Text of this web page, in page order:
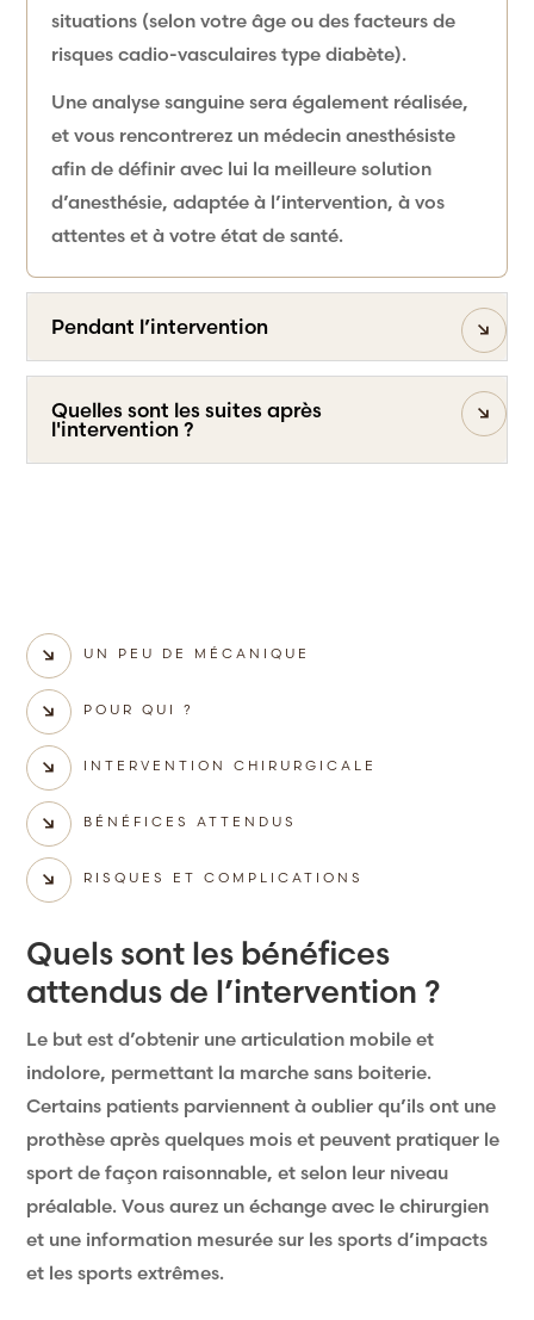
situations (selon votre âge ou des facteurs de
risques cadio-vasculaires type diabète).
Une analyse sanguine sera également réalisée,
et vous rencontrerez un médecin anesthésiste
afin de définir avec lui la meilleure solution
d’anesthésie, adaptée à l’intervention, à vos
attentes et à votre état de santé.
Pendant l’intervention
Quelles sont les suites après
l'intervention ?
UN PEU DE MÉCANIQUE
POUR QUI ?
INTERVENTION CHIRURGICALE
BÉNÉFICES ATTENDUS
RISQUES ET COMPLICATIONS
Quels sont les bénéfices
attendus de l’intervention ?
Le but est d’obtenir une articulation mobile et
indolore, permettant la marche sans boiterie.
Certains patients parviennent à oublier qu’ils ont une
prothèse après quelques mois et peuvent pratiquer le
sport de façon raisonnable, et selon leur niveau
préalable. Vous aurez un échange avec le chirurgien
et une information mesurée sur les sports d’impacts
et les sports extrêmes.